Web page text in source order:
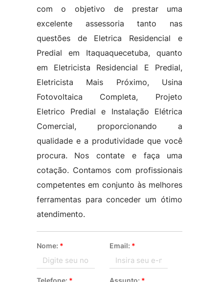
com o objetivo de prestar uma
excelente assessoria tanto nas
questões de Eletrica Residencial e
Predial em Itaquaquecetuba, quanto
em Eletricista Residencial E Predial,
Eletricista Mais Próximo, Usina
Fotovoltaica Completa, Projeto
Eletrico Predial e Instalação Elétrica
Comercial, proporcionando a
qualidade e a produtividade que você
procura. Nos contate e faça uma
cotação. Contamos com profissionais
competentes em conjunto às melhores
ferramentas para conceder um ótimo
atendimento.
Nome: * Email: *
Telefone: * Assunto: *